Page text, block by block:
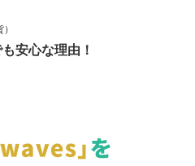
安心な理由！